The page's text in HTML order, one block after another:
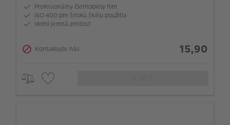
Profesionálny čiernobiely film
ISO 400 pre širokú škálu použitia
Veľmi jemná zrnitosť
Kontaktujte nás 15,90